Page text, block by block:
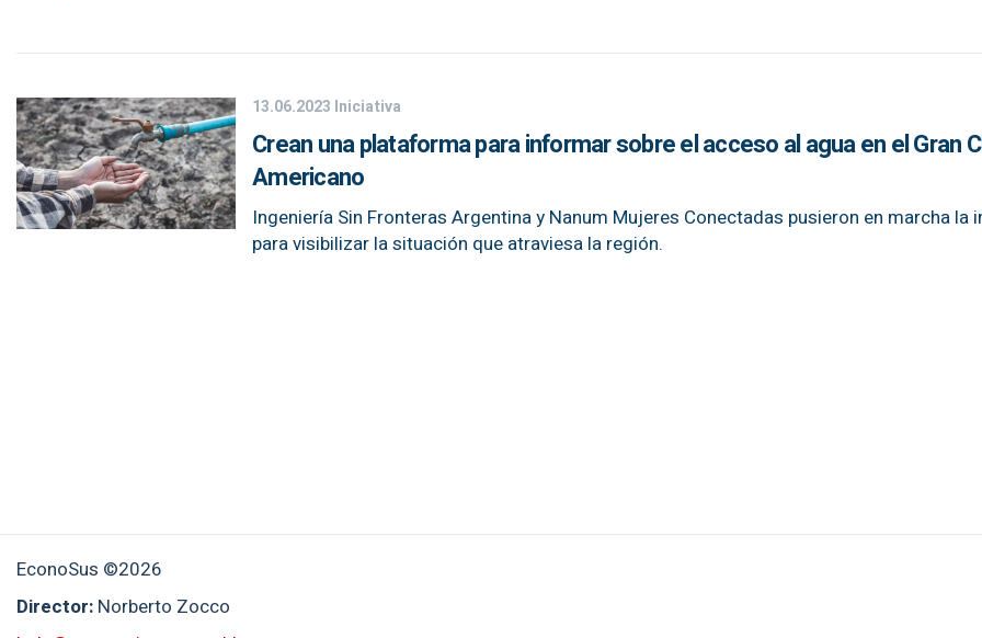
13.06.2023 Iniciativa
Crean una plataforma para informar sobre el acceso al agua en el Gran
Americano
Ingeniería Sin Fronteras Argentina y Nanum Mujeres Conectadas pusieron en marcha la
para visibilizar la situación que atraviesa la región.
EconoSus ©2026
Director: Norberto Zocco